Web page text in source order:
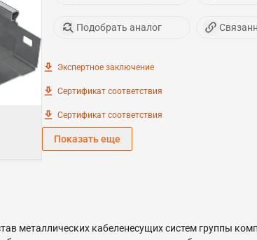
Подобрать аналог
Экспертное заключение
Сертификат соответствия
Сертификат соответствия
Показать еще
металлических кабеленесущих систем группы